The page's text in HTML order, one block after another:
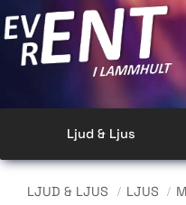
Ljud & Ljus
LJUD & LJUS LJUS